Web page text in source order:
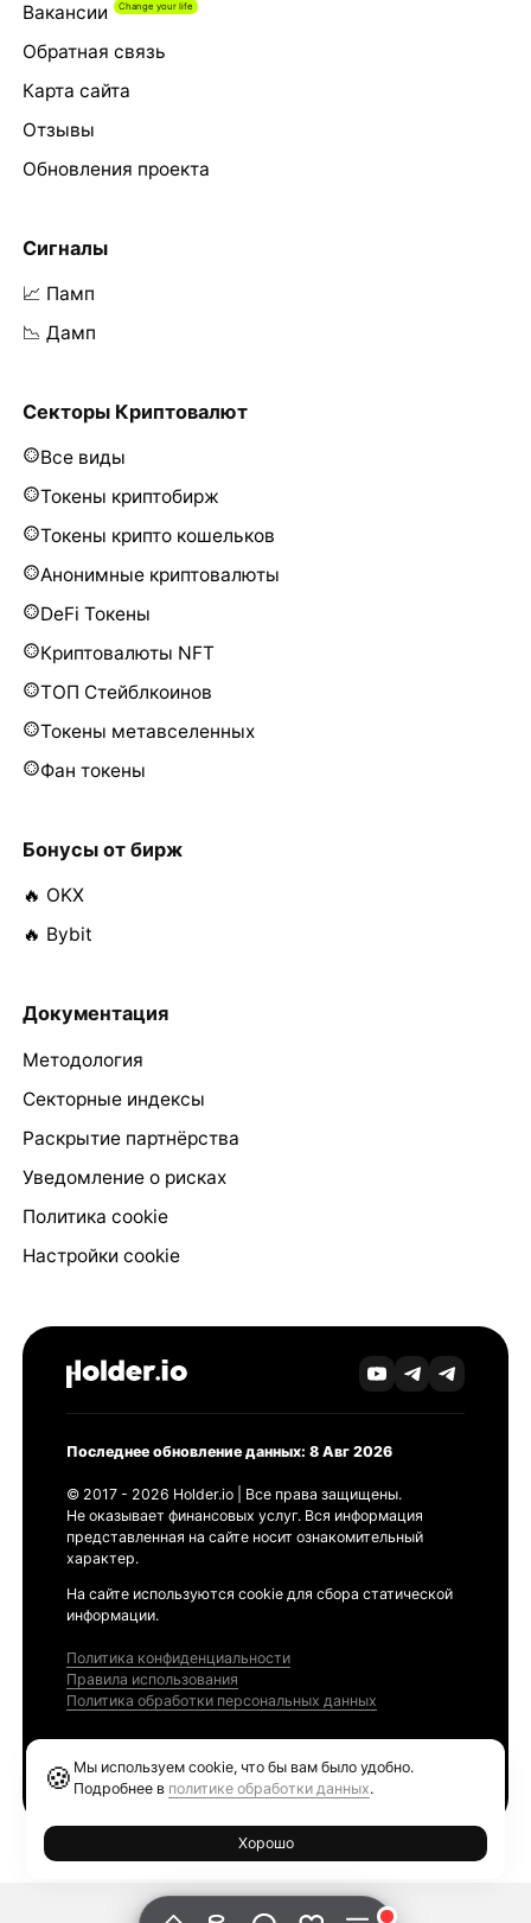
Вакансии
Обратная связь
Карта сайта
Отзывы
Обновления проекта
Сигналы
📈 Памп
📉 Дамп
Секторы Криптовалют
Все виды
Токены криптобирж
Токены крипто кошельков
Анонимные криптовалюты
DeFi Токены
Криптовалюты NFT
ТОП Стейблкоинов
Токены метавселенных
Фан токены
Бонусы от бирж
🔥 OKX
🔥 Bybit
Документация
Методология
Секторные индексы
Раскрытие партнёрства
Уведомление о рисках
Политика cookie
Настройки cookie
Последнее обновление данных: 8 Авг 2026
© 2017 - 2026 Holder.io | Все права защищены.
Не оказывает финансовых услуг. Вся информация
представленная на сайте носит ознакомительный
характер.
На сайте используются cookie для сбора статической
информации.
Политика конфиденциальности
Правила использования
Политика обработки персональных данных
🍪 Мы используем cookie, что бы вам было удобно.
Подробнее в политике обработки данных.
Хорошо
Ethereum GAS Tracker